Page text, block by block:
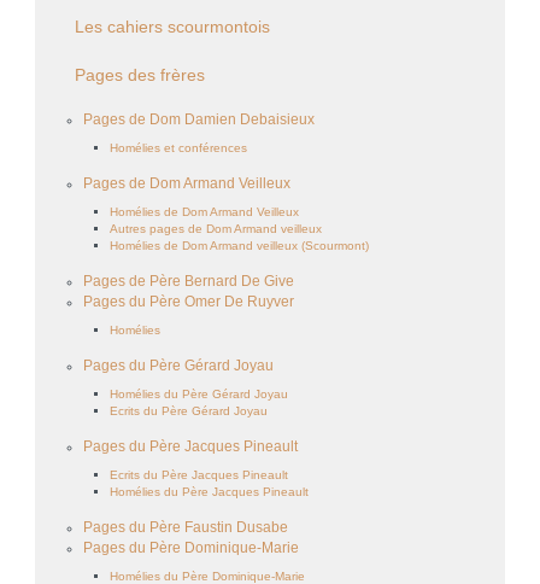
Les cahiers scourmontois
Pages des frères
Pages de Dom Damien Debaisieux
Homélies et conférences
Pages de Dom Armand Veilleux
Homélies de Dom Armand Veilleux
Autres pages de Dom Armand veilleux
Homélies de Dom Armand veilleux (Scourmont)
Pages de Père Bernard De Give
Pages du Père Omer De Ruyver
Homélies
Pages du Père Gérard Joyau
Homélies du Père Gérard Joyau
Ecrits du Père Gérard Joyau
Pages du Père Jacques Pineault
Ecrits du Père Jacques Pineault
Homélies du Père Jacques Pineault
Pages du Père Faustin Dusabe
Pages du Père Dominique-Marie
Homélies du Père Dominique-Marie